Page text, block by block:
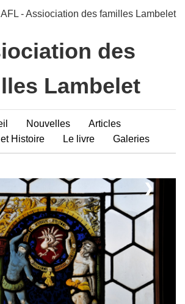
AFL - Assiociation des familles Lambelet
des
Lambelet
Nouvelles
Articles
Histoire
Le livre Galeries
❯